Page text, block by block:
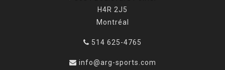
H4R 2J5
Montréal
514 625-4765
info@arg-sports.com